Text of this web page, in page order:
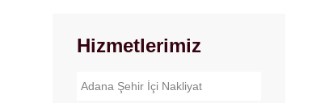
Hizmetlerimiz
Adana Şehir İçi Nakliyat